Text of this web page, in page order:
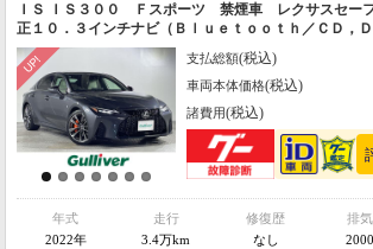
ＩＳ ＩＳ３００ Ｆスポーツ 禁煙車 レクサスセー
正１０．３インチナビ（Ｂｌｕｅｔｏｏｔｈ／ＣＤ，
ＵＳＢ／ＡＵＸ） パノラミックビューモニター ム
ンＥＴＣ２．０
支払総額(税込)
車両本体価格(税込)
諸費用(税込)
年式
2022年
走行
3.4万km
修復歴
なし
排